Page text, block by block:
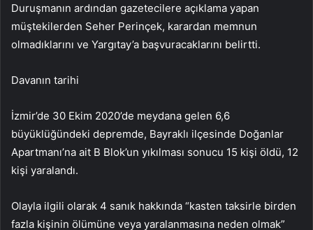
Duruşmanın ardından gazetecilere açıklama yapan
müştekilerden Seher Perinçek, karardan memnun
olmadıklarını ve Yargıtay’a başvuracaklarını belirtti.
Davanın tarihi
İzmir’de 30 Ekim 2020’de meydana gelen 6,6
büyüklüğündeki depremde, Bayraklı ilçesinde Doğanlar
Apartmanı’na ait B Blok’un yıkılması sonucu 15 kişi öldü, 12
kişi yaralandı.
Olayla ilgili olarak 4 sanık hakkında “kasten taksirle birden
fazla kişinin ölümüne veya yaralanmasına neden olmak”